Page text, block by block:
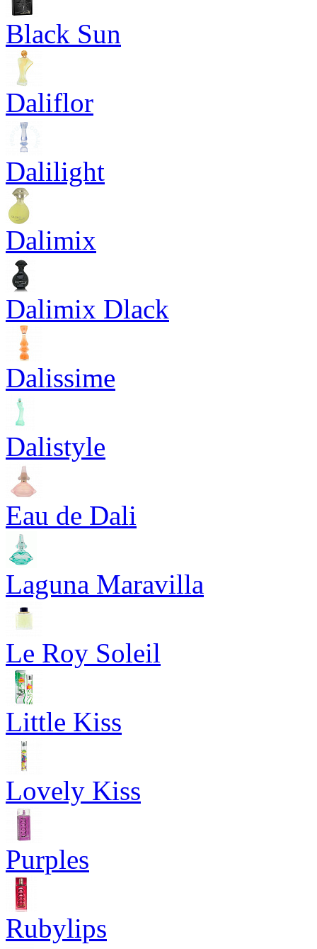
Black Sun
Daliflor
Dalilight
Dalimix
Dalimix Dlack
Dalissime
Dalistyle
Eau de Dali
Laguna Maravilla
Le Roy Soleil
Little Kiss
Lovely Kiss
Purples
Rubylips